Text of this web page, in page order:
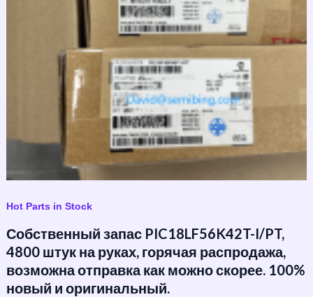
Hot Parts in Stock
Собственный запас PIC18LF56K42T-I/PT,
4800 штук на руках, горячая распродажа,
возможна отправка как можно скорее. 100%
новый и оригинальный.